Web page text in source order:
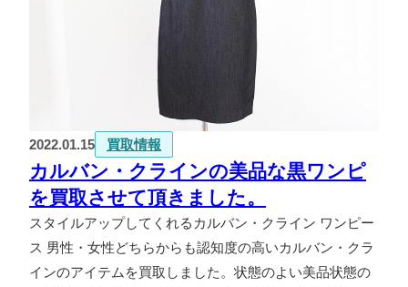
2022.01.15 買取情報
カルバン・クラインの美品な黒ワンピ
を買取させて頂きました。
スタイルアップしてくれるカルバン・クライン ワンピー
ス 男性・女性どちらからも認知度の高いカルバン・クラ
インのアイテムを買取しました。状態のよい美品状態の